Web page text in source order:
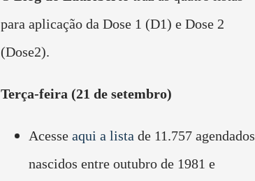
para aplicação da Dose 1 (D1) e Dose 2
(Dose2).
Terça-feira (21 de setembro)
Acesse aqui a lista de 11.757 agendados
nascidos entre outubro de 1981 e